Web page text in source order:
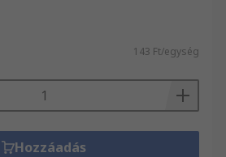
143 Ft/egység
Hozzáadás